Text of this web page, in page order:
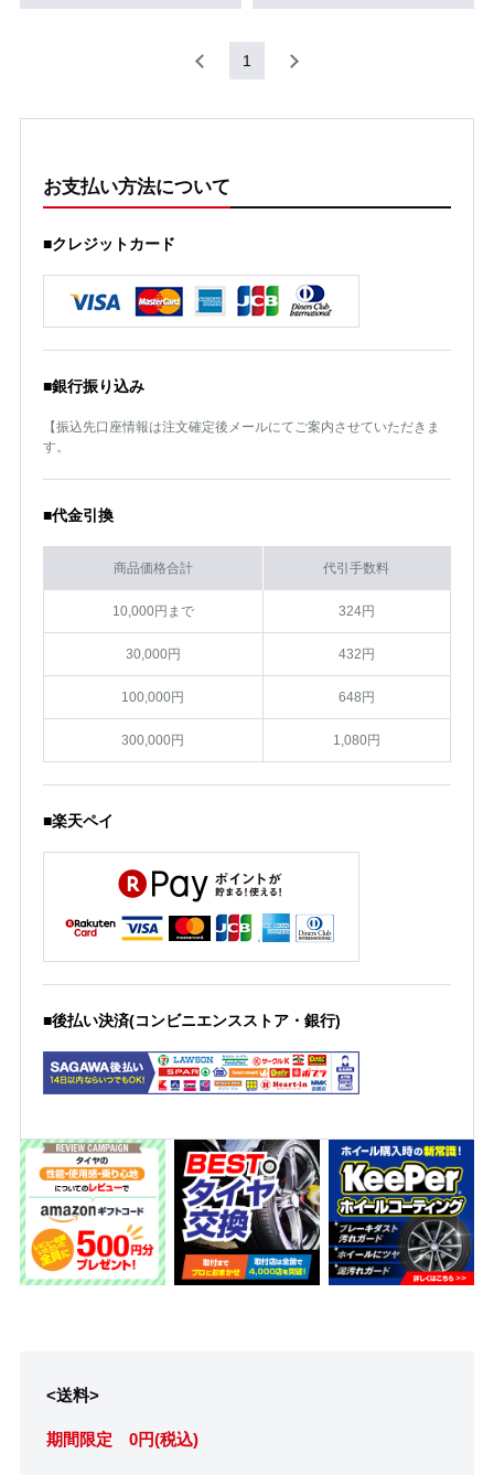
1
お支払い方法について
■クレジットカード
■銀行振り込み
【振込先口座情報は注文確定後メールにてご案内させていただきま
す。
■代金引換
商品価格合計 代引手数料
10,000円まで 324円
30,000円 432円
100,000円 648円
300,000円 1,080円
■楽天ペイ
■後払い決済(コンビニエンスストア・銀行)
<送料>
期間限定 0円(税込)